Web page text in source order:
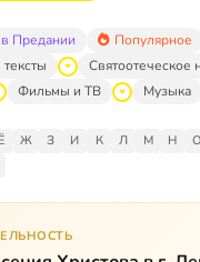
Предании Популярное
Святоотеческое
Фильмы и ТВ Музыка
Ё Ж З И К Л М Н О